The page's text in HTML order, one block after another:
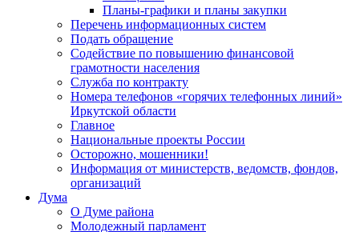
Планы-графики и планы закупки
Перечень информационных систем
Подать обращение
Содействие по повышению финансовой
грамотности населения
Служба по контракту
Номера телефонов «горячих телефонных линий»
Иркутской области
Главное
Национальные проекты России
Осторожно, мошенники!
Информация от министерств, ведомств, фондов,
организаций
Дума
О Думе района
Молодежный парламент